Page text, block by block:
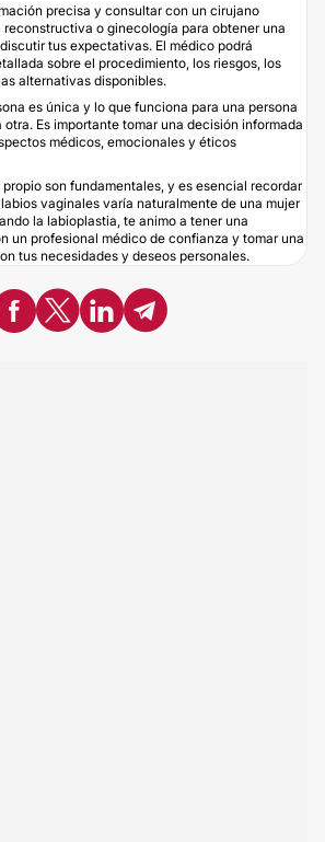
precisa y consultar con un cirujano
o ginecología para obtener una
tus expectativas. El médico podrá
sobre el procedimiento, los riesgos, los
alternativas disponibles.
es única y lo que funciona para una persona
Es importante tomar una decisión informada
médicos, emocionales y éticos
son fundamentales, y es esencial recordar
vaginales varía naturalmente de una mujer
la labioplastia, te animo a tener una
un profesional médico de confianza y tomar una
tus necesidades y deseos personales.